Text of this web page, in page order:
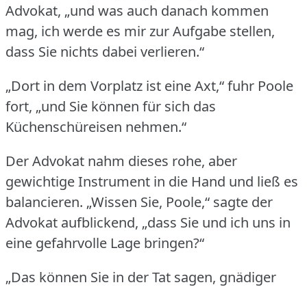
Advokat, „und was auch danach kommen
mag, ich werde es mir zur Aufgabe stellen,
dass Sie nichts dabei verlieren.“
„Dort in dem Vorplatz ist eine Axt,“ fuhr Poole
fort, „und Sie können für sich das
Küchenschüreisen nehmen.“
Der Advokat nahm dieses rohe, aber
gewichtige Instrument in die Hand und ließ es
balancieren. „Wissen Sie, Poole,“ sagte der
Advokat aufblickend, „dass Sie und ich uns in
eine gefahrvolle Lage bringen?“
„Das können Sie in der Tat sagen, gnädiger